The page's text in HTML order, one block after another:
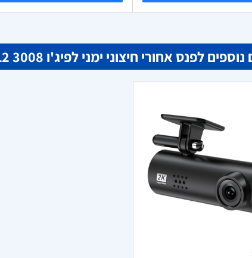
לפנס אחורי חיצוני ימני לפיג'ו 3008 2012